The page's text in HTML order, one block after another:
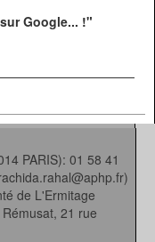
Google... !"
PARIS): 01 58 41
de L'Ermitage
21 rue